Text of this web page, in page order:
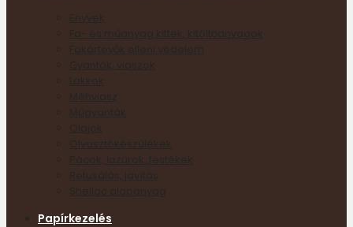
Enyvek
Fa- és műanyag kittek, kitöltőanyagok
Fakártevők elleni védelem
Gyanták, viaszok
Lakkok
Méhviasz
Műgyanták
Olajok
Olvasztókészülékek
Pácok, lazúrok, festékek
Retusálás, javítás
Papírkezelés